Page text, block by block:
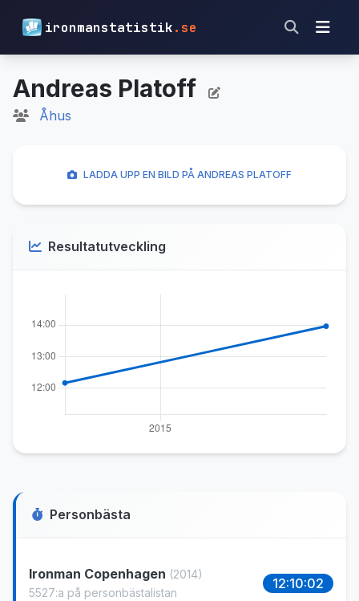
ironmanstatistik.se
Andreas Platoff
Åhus
Personbästa
Ironman Copenhagen (2014)
5527:a på personbästalistan
12:10:02
LADDA UPP EN BILD PÅ ANDREAS PLATOFF
Resultatutveckling